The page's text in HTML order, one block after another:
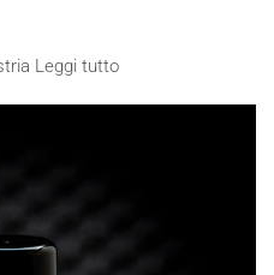
Leggi tutto